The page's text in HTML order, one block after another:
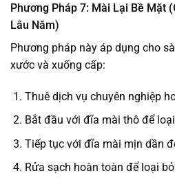
Phương Pháp 7: Mài Lại Bề Mặt
Lâu Năm)
Phương pháp này áp dụng cho
xước và xuống cấp:
Thuê dịch vụ chuyên nghiệp
Bắt đầu với đĩa mài thô để
Tiếp tục với đĩa mài mịn dần
Rửa sạch hoàn toàn để loại